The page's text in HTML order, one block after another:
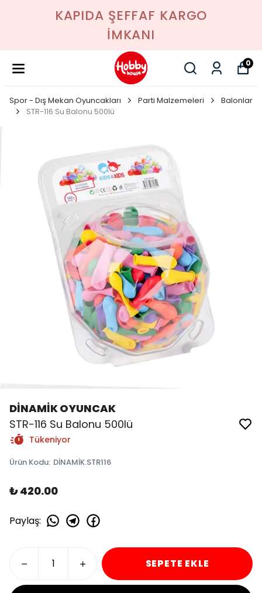
KAPIDA ŞEFFAF KARGO
İMKANI
0
Spor - Dış Mekan Oyuncakları Parti Malzemeleri
Balonlar
STR-116 Su Balonu 500lü
DİNAMİK OYUNCAK
STR-116 Su Balonu 500lü
Tükeniyor
Ürün Kodu: DİNAMİK.STR116
₺ 420.00
Paylaş:
SEPETE EKLE